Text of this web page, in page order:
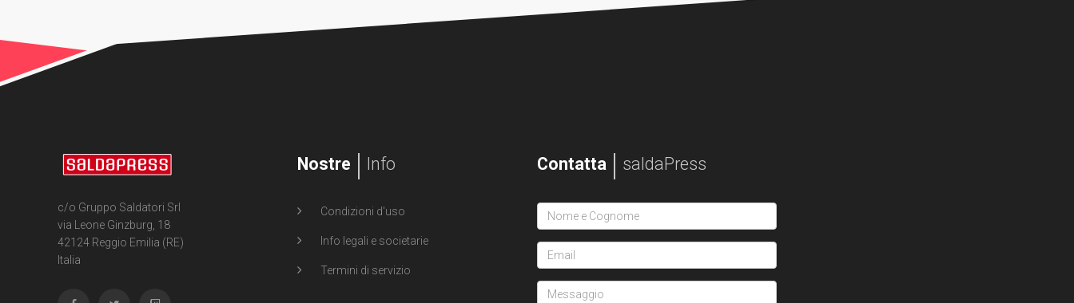
c/o Gruppo Saldatori Srl
via Leone Ginzburg, 18
42124 Reggio Emilia (RE)
Italia
Nostre Info
Condizioni d'uso
Info legali e societarie
Termini di servizio
Contatta saldaPress